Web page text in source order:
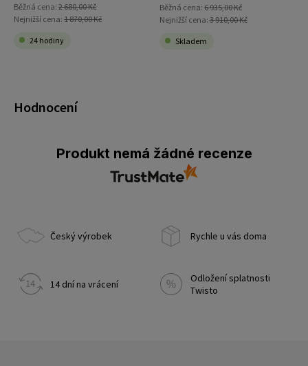
Hodnocení
Produkt nemá žádné recenze
Běžná cena: 2 680,00 Kč
Nejnižší cena: 1 870,00 Kč
24 hodiny
Běžná cena:6 935,00 Kč
Nejnižší cena:3 910,00 Kč
Skladem
Český výrobek Rychle u vás doma
14 dní na vrácení
Odložení splatnosti
Twisto